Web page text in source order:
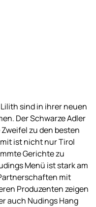
sind in ihrer neuen
Der Schwarze Adler
zu den besten
ist nicht nur Tirol
Gerichte zu
Menü ist stark am
mit
Produzenten zeigen
auch Nudings Hang